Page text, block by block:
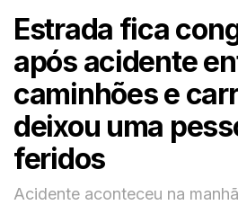
Estrada fica
após acidente
caminhões e
deixou uma
feridos
Acidente aconteceu na